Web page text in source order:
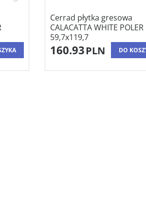
Cerrad płytka gresowa
CALACATTA WHITE POLER
59,7x119,7
160.93PLN DO